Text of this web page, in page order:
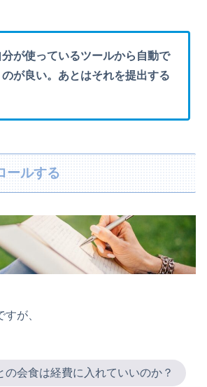
が使っているツールから自動で
が良い。あとはそれを提出する
ールする
が、
の会食は経費に入れていいのか？